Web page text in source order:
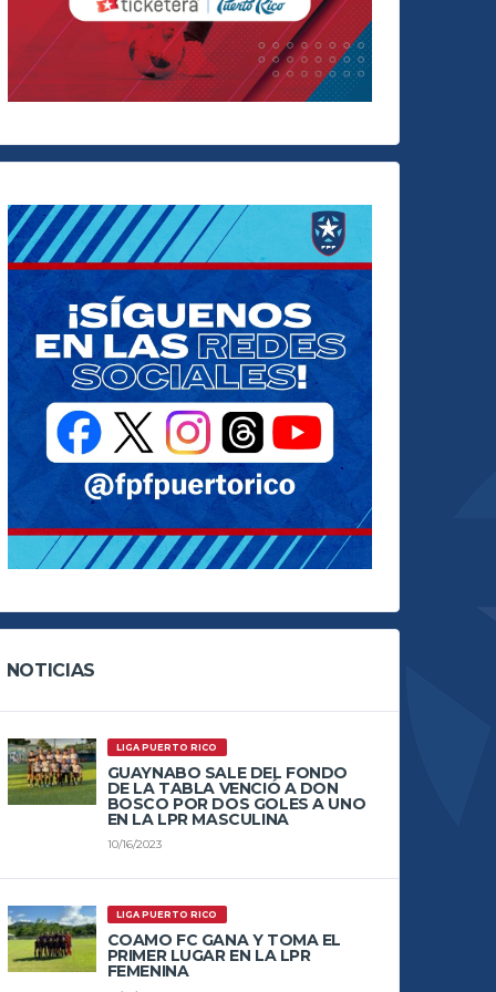
NOTICIAS
LIGA PUERTO RICO
GUAYNABO SALE DEL FONDO
DE LA TABLA VENCIÓ A DON
BOSCO POR DOS GOLES A UNO
EN LA LPR MASCULINA
10/16/2023
LIGA PUERTO RICO
COAMO FC GANA Y TOMA EL
PRIMER LUGAR EN LA LPR
FEMENINA